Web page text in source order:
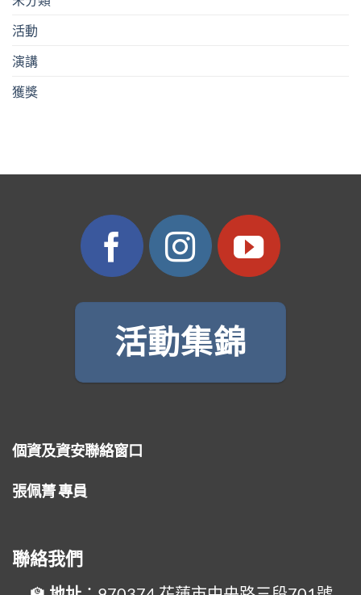
活動
演講
獲獎
活動集錦
個資及資安聯絡窗口
張佩菁 專員
聯絡我們